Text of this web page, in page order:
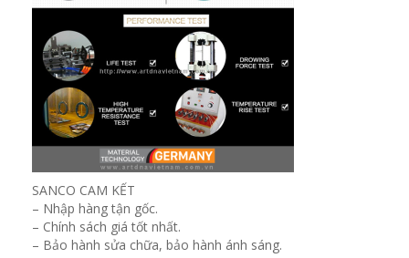
SANCO CAM KẾT
– Nhập hàng tận gốc.
– Chính sách giá tốt nhất.
– Bảo hành sửa chữa, bảo hành ánh sáng.